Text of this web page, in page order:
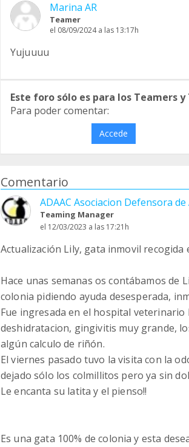
Marina AR
Teamer
el 08/09/2024 a las 13:17h
Yujuuuu
Este foro sólo es para los Teamers
Para poder comentar:
Accede
Comentario
ADAAC Asociacion Defensora
Teaming Manager
el 12/03/2023 a las 17:21h
Actualización Lily, gata inmovil recogida
Hace unas semanas os contábamos de
colonia pidiendo ayuda desesperada,
Fue ingresada en el hospital
deshidratacion, gingivitis muy grande,
algún calculo de riñón.
El viernes pasado tuvo la visita con la
dejado sólo los colmillitos pero ya sin
Le encanta su latita y el pienso!!
Es una gata 100% de colonia y esta